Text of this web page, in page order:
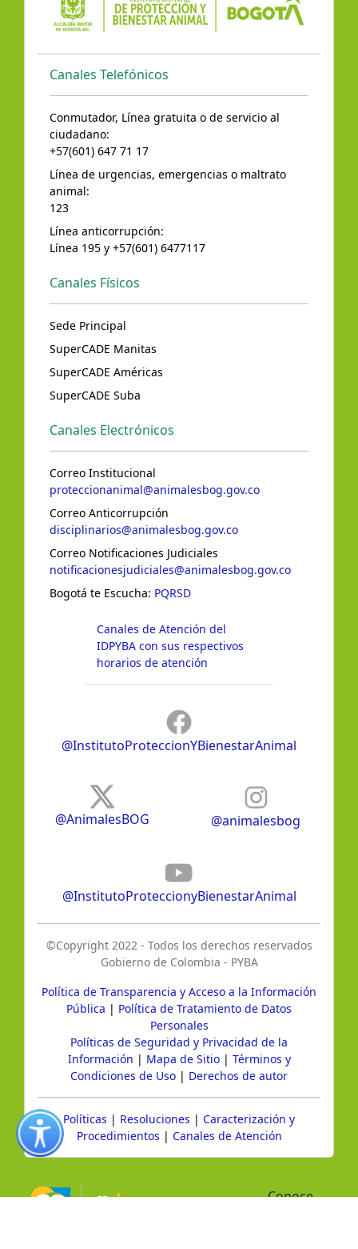
Canales Telefónicos
Conmutador, Línea gratuita o de servicio al
ciudadano:
+57(601) 647 71 17
Línea de urgencias, emergencias o maltrato
animal:
123
Línea anticorrupción:
Línea 195 y +57(601) 6477117
Canales Físicos
Sede Principal
SuperCADE Manitas
SuperCADE Américas
SuperCADE Suba
Canales Electrónicos
Correo Institucional
proteccionanimal@animalesbog.gov.co
Correo Anticorrupción
disciplinarios@animalesbog.gov.co
Correo Notificaciones Judiciales
notificacionesjudiciales@animalesbog.gov.co
Bogotá te Escucha: PQRSD
Canales de Atención del
IDPYBA con sus respectivos
horarios de atención
@InstitutoProteccionYBienestarAnimal
@AnimalesBOG @animalesbog
@InstitutoProteccionyBienestarAnimal
©Copyright 2022 - Todos los derechos reservados
Gobierno de Colombia - PYBA
Política de Transparencia y Acceso a la Información
Pública | Política de Tratamiento de Datos
Personales
Políticas de Seguridad y Privacidad de la
Información | Mapa de Sitio| Términos y
Condiciones de Uso | Derechos de autor
Políticas | Resoluciones | Caracterización y
Procedimientos | Canales de Atención
Conoce